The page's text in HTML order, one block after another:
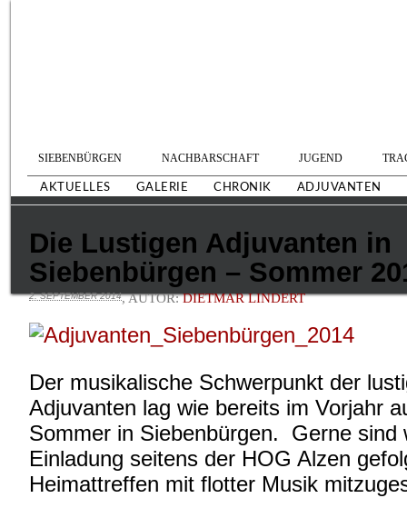
SIEBENBÜRGEN NACHBARSCHAFT JUGEND
AKTUELLES GALERIE CHRONIK ADJUVANTEN
Die Lustigen Adjuvanten in
Siebenbürgen – Sommer
2. SEPTEMBER 2014, AUTOR:DIETMAR LINDERT
Der musikalische Schwerpunkt der
Adjuvanten lag wie bereits im Vorjahr
Sommer in Siebenbürgen. Gerne sind
Einladung seitens der HOG Alzen
Heimattreffen mit flotter Musik